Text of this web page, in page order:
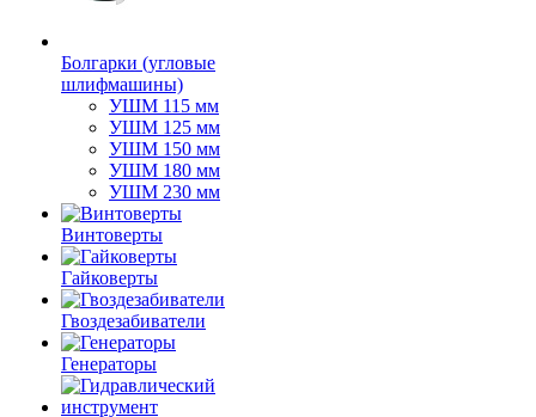
Болгарки (угловые
шлифмашины)
УШМ 115 мм
УШМ 125 мм
УШМ 150 мм
УШМ 180 мм
УШМ 230 мм
Винтоверты
Гайковерты
Гвоздезабиватели
Генераторы